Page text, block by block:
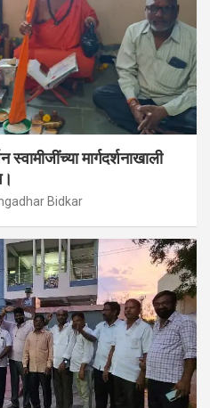
मार्गदर्शनाखाली
Bidkar